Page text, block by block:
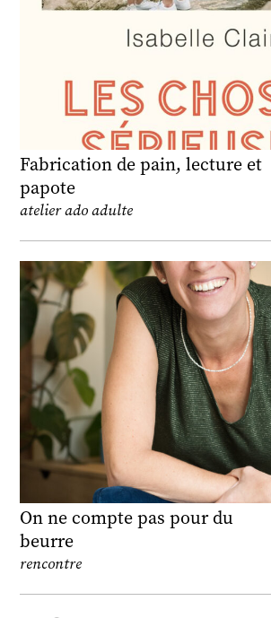
Fabrication de pain, lecture et
papote
atelier ado adulte
On ne compte pas pour du
beurre
rencontre